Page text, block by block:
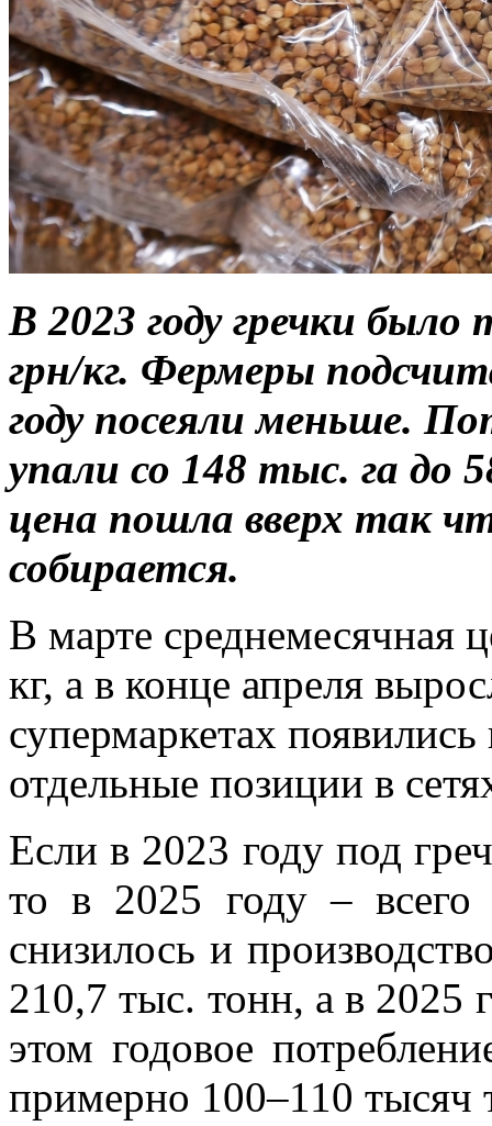
В 2023 году гречки
грн/кг. Фермеры
году посеяли меньше.
упали со 148 тыс. га до
цена пошла вверх так
собирается.
В марте среднемесячная
кг, а в конце апреля
супермаркетах
отдельные позиции в
Если в 2023 году под
то в 2025 году – всего
снизилось и
210,7 тыс. тонн, а в 2025
этом годовое
примерно 100–110 тысяч